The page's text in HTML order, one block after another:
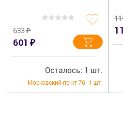
633₽
601 ₽
Осталось: 1 шт.
Московский пр-кт 76: 1 шт.